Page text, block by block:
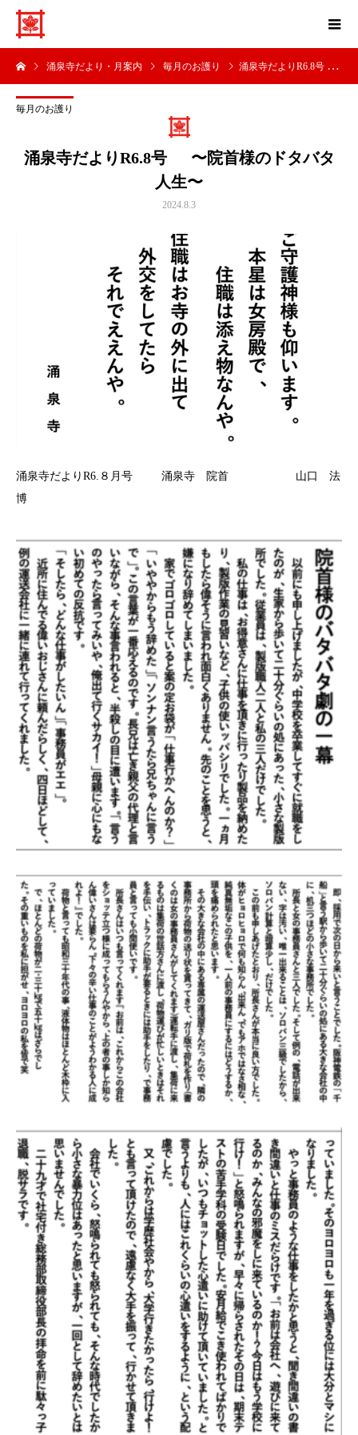
涌泉寺だより・月案内 毎月のお護り 涌泉寺だよりR6.8号 〜院首様のドタバタ人生〜
毎月のお護り
涌泉寺だよりR6.8号 〜院首様のドタバタ
人生〜
2024.8.3
涌泉寺だよりR6.８月号 涌泉寺 院首 山口 法
博